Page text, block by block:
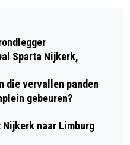
MASTER
Sparta Nijkerk,
die vervallen panden
gebeuren?
naar Limburg